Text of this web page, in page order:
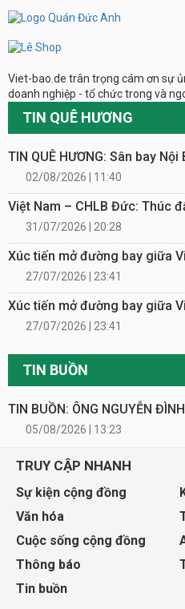
Viet-bao.de trân trọng cám ơn sự
doanh nghiệp - tổ chức trong và
TIN QUÊ HƯƠNG
TIN QUÊ HƯƠNG: Sân bay Nội
02/08/2026 | 11:40
Việt Nam – CHLB Đức: Thúc
31/07/2026 | 20:28
Xúc tiến mở đường bay giữa
27/07/2026 | 23:41
Xúc tiến mở đường bay giữa
27/07/2026 | 23:41
TIN BUỒN
TIN BUỒN: ÔNG NGUYỄN
05/08/2026 | 13:23
TRUY CẬP NHANH
Sự kiện cộng đồng
Văn hóa
Cuộc sống cộng đồng
Thông báo
Tin buồn